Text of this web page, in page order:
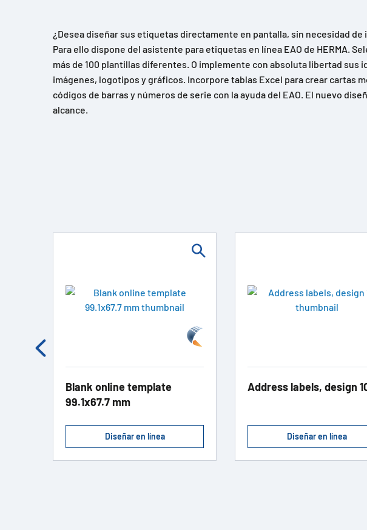
¿Desea diseñar sus etiquetas directamente en pantalla, sin necesidad
Para ello dispone del asistente para etiquetas en línea EAO de HERMA.
más de 100 plantillas diferentes. O implemente con absoluta libertad sus
imágenes, logotipos y gráficos. Incorpore tablas Excel para crear cartas
códigos de barras y números de serie con la ayuda del EAO. El nuevo
alcance.
Blank online template
99.1x67.7 mm
Diseñar en línea
Address labels, design
Diseñar en línea